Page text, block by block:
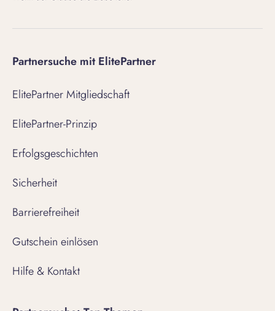
Partnersuche mit ElitePartner
ElitePartner Mitgliedschaft
ElitePartner-Prinzip
Erfolgsgeschichten
Sicherheit
Barrierefreiheit
Gutschein einlösen
Hilfe & Kontakt